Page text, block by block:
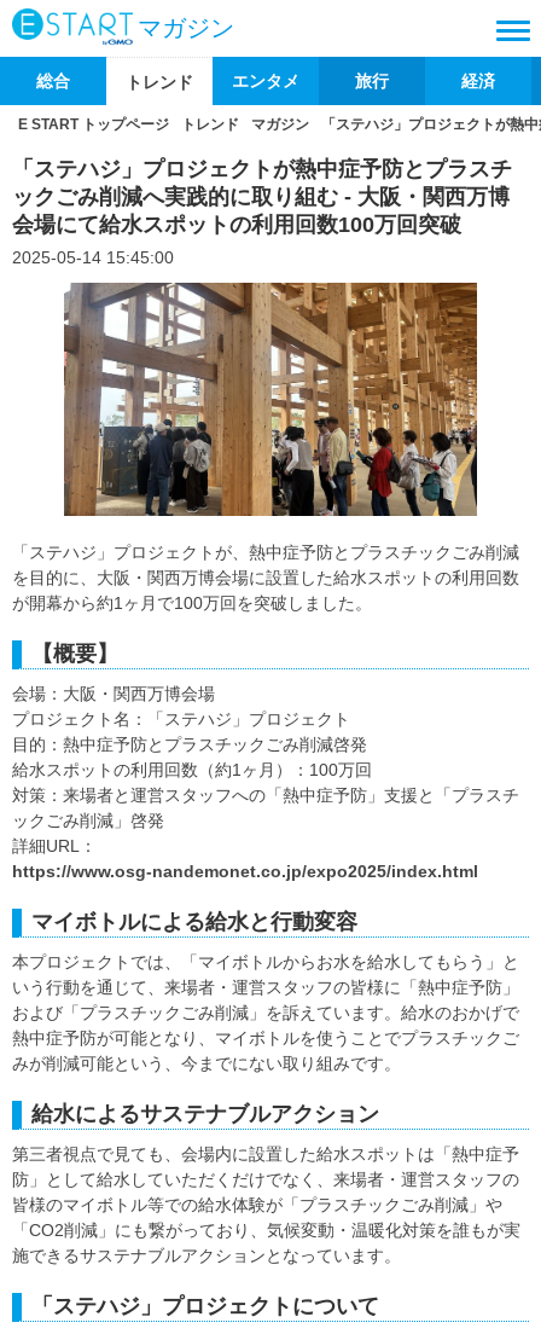
マガジン
総合 トレンド エンタメ 旅行 経済
E START トップページ トレンド マガジン 「ステハジ」プロジェクトが熱
「ステハジ」プロジェクトが熱中症予防とプラスチ
ックごみ削減へ実践的に取り組む - 大阪・関西万博
会場にて給水スポットの利用回数100万回突破
2025-05-14 15:45:00
「ステハジ」プロジェクトが、熱中症予防とプラスチックごみ削減
を目的に、大阪・関西万博会場に設置した給水スポットの利用回数
が開幕から約1ヶ月で100万回を突破しました。
【概要】
会場：大阪・関西万博会場
プロジェクト名：「ステハジ」プロジェクト
目的：熱中症予防とプラスチックごみ削減啓発
給水スポットの利用回数（約1ヶ月）：100万回
対策：来場者と運営スタッフへの「熱中症予防」支援と「プラスチ
ックごみ削減」啓発
詳細URL：
https://www.osg-nandemonet.co.jp/expo2025/index.html
マイボトルによる給水と行動変容
本プロジェクトでは、「マイボトルからお水を給水してもらう」と
いう行動を通じて、来場者・運営スタッフの皆様に「熱中症予防」
および「プラスチックごみ削減」を訴えています。給水のおかげで
熱中症予防が可能となり、マイボトルを使うことでプラスチックご
みが削減可能という、今までにない取り組みです。
給水によるサステナブルアクション
第三者視点で見ても、会場内に設置した給水スポットは「熱中症予
防」として給水していただくだけでなく、来場者・運営スタッフの
皆様のマイボトル等での給水体験が「プラスチックごみ削減」や
「CO2削減」にも繋がっており、気候変動・温暖化対策を誰もが実
施できるサステナブルアクションとなっています。
「ステハジ」プロジェクトについて